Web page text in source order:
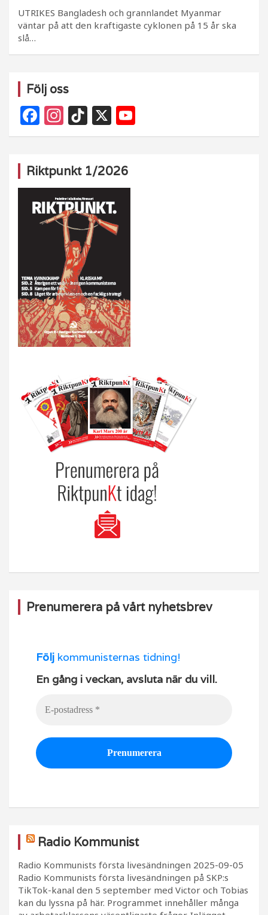
UTRIKES Bangladesh och grannlandet Myanmar
väntar på att den kraftigaste cyklonen på 15 år ska
slå…
Följ oss
F
a
e
b
o
o
In
st
g
ra
m
Ti
k
o
k
X
o
Riktpunkt 1/2026
Prenumerera på vårt nyhetsbrev
Följ kommunisternas tidning!
En gång i veckan, avsluta när du vill.
Radio Kommunist
Radio Kommunists första livesändningen 2025-09-05
Radio Kommunists första livesändningen på SKP:s
TikTok-kanal den 5 september med Victor och Tobias
kan du lyssna på här. Programmet innehåller många